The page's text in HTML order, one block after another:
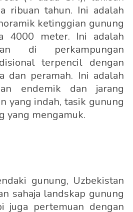
ribuan tahun. Ini adalah
ketinggian gunung
4000 meter. Ini adalah
di perkampungan
terpencil dengan
dan peramah. Ini adalah
endemik dan jarang
yang indah, tasik gunung
yang mengamuk.
gunung, Uzbekistan
sahaja landskap gunung
juga pertemuan dengan